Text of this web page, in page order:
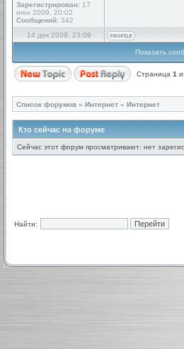
Зарегистрирован: 17
июн 2009, 20:02
Сообщений: 342
14 дек 2009, 23:09
Показать
Страница 1
Список форумов » Интернет » Интернет
Кто сейчас на форуме
Сейчас этот форум просматривают: нет
Найти: